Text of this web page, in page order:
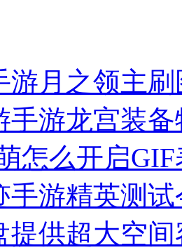
游月之领主
手游龙宫装
怎么开启
手游精英测
提供超大空